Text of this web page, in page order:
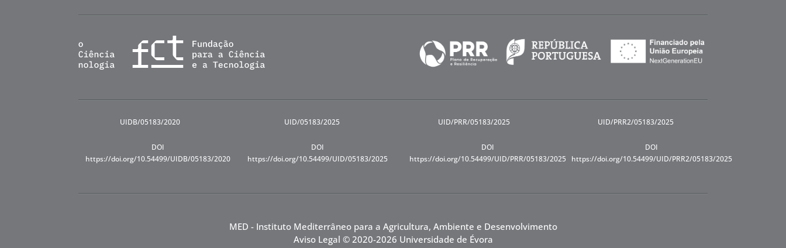
UIDB/05183/2020
DOI
https://doi.org/10.54499/UIDB/05183/2020
UID/05183/2025
DOI
https://doi.org/10.54499/UID/05183/2025
UID/PRR/05183/2025
DOI
https://doi.org/10.54499/UID/PRR/05183/2025
UID/PRR2/05183/2025
DOI
https://doi.org/10.54499/UID/PRR2/05183/2025
MED - Instituto Mediterrâneo para a Agricultura, Ambiente e Desenvolvimento
Aviso Legal © 2020-2026 Universidade de Évora